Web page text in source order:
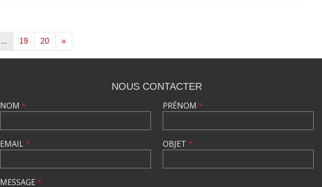
... 19 20 »
NOUS CONTACTER
NOM *
EMAIL*
PRÉNOM *
OBJET *
MESSAGE *